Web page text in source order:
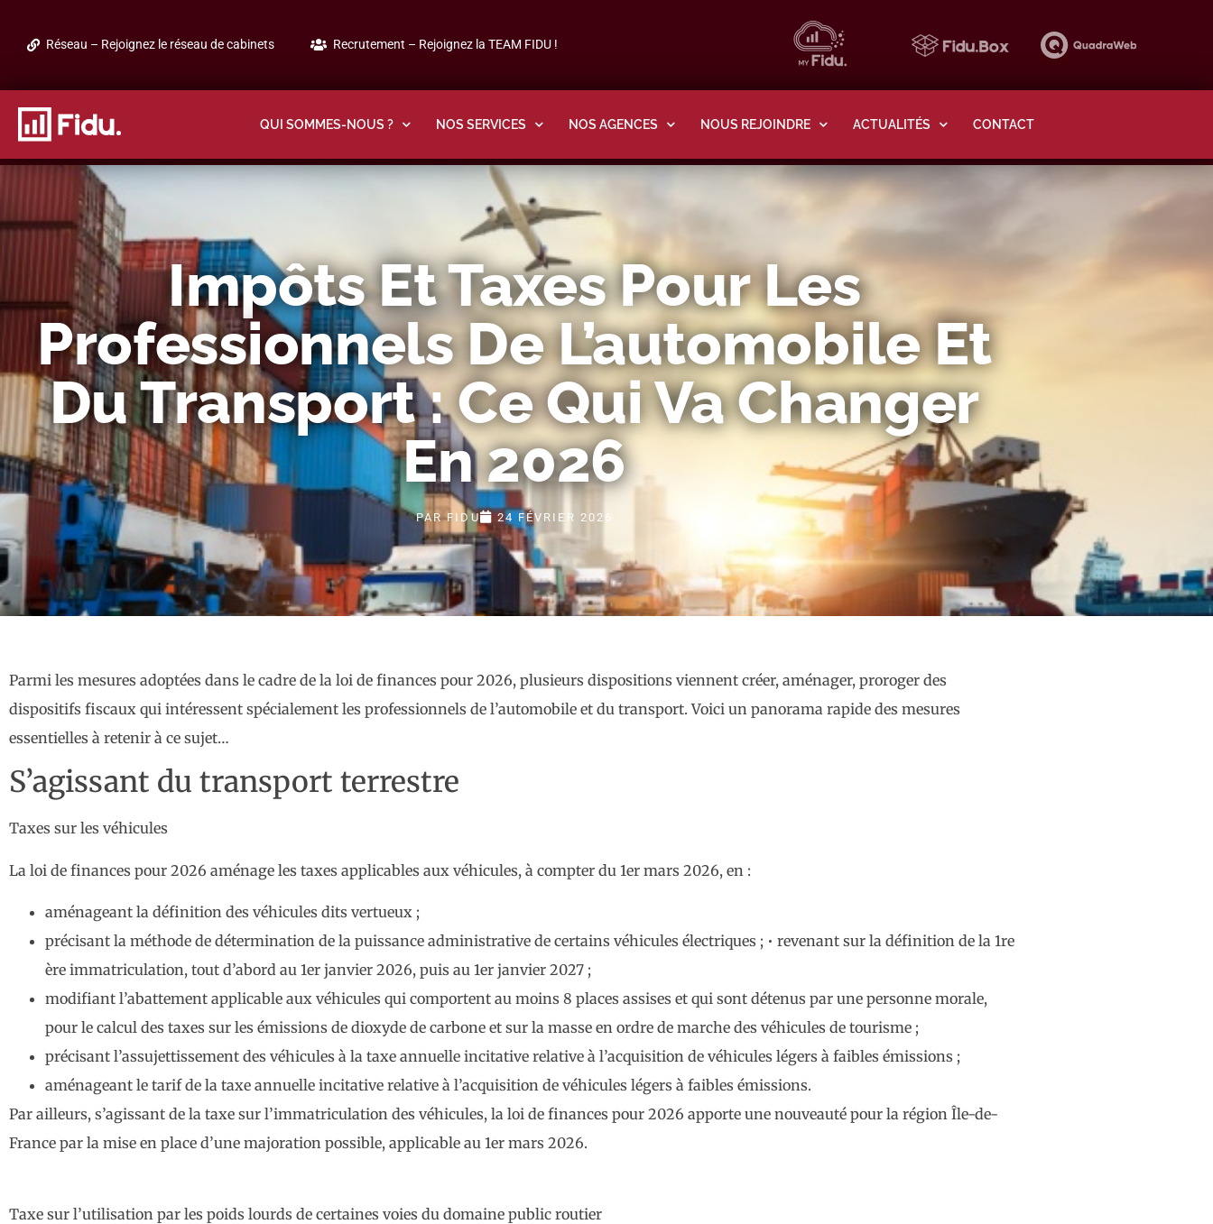
Réseau – Rejoignez le réseau de cabinets Recrutement – Rejoignez la TEAM FIDU !
QUI SOMMES-NOUS ? NOS SERVICES NOS AGENCES NOUS REJOINDRE ACTUALITÉS CONTACT
Impôts Et Taxes Pour Les
Professionnels De L’automobile Et
Du Transport : Ce Qui Va Changer
En 2026
PARFIDU 24 FÉVRIER 2026
Parmi les mesures adoptées dans le cadre de la loi de finances pour 2026, plusieurs dispositions viennent créer, aménager, proroger des
dispositifs fiscaux qui intéressent spécialement les professionnels de l’automobile et du transport. Voici un panorama rapide des mesures
essentielles à retenir à ce sujet…
S’agissant du transport terrestre
Taxes sur les véhicules
La loi de finances pour 2026 aménage les taxes applicables aux véhicules, à compter du 1er mars 2026, en :
aménageant la définition des véhicules dits vertueux ;
précisant la méthode de détermination de la puissance administrative de certains véhicules électriques ; • revenant sur la définition de la 1re
ère immatriculation, tout d’abord au 1er janvier 2026, puis au 1er janvier 2027 ;
modifiant l’abattement applicable aux véhicules qui comportent au moins 8 places assises et qui sont détenus par une personne morale,
pour le calcul des taxes sur les émissions de dioxyde de carbone et sur la masse en ordre de marche des véhicules de tourisme ;
précisant l’assujettissement des véhicules à la taxe annuelle incitative relative à l’acquisition de véhicules légers à faibles émissions ;
aménageant le tarif de la taxe annuelle incitative relative à l’acquisition de véhicules légers à faibles émissions.
Par ailleurs, s’agissant de la taxe sur l’immatriculation des véhicules, la loi de finances pour 2026 apporte une nouveauté pour la région Île-de-
France par la mise en place d’une majoration possible, applicable au 1er mars 2026.
Taxe sur l’utilisation par les poids lourds de certaines voies du domaine public routier